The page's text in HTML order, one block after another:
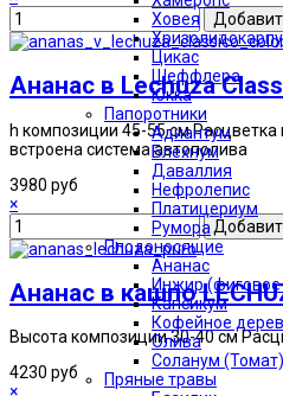
Ховея
Цикас
Шеффлера
Юкка
Папоротники
Адиантум
Блехнум
Даваллия
Нефролепис
Платицериум
Румора
Плодоносящие
Ананас
Инжир
Капсикум
Кофейное
Олива
Соланум (Томат)
Пряные травы
Ананас в Lechuza
h композиции 45-55 см
встроена система автополива
3980 руб
×
Ананас в кашпо
Высота композиции 30-40 см
4230 руб
×